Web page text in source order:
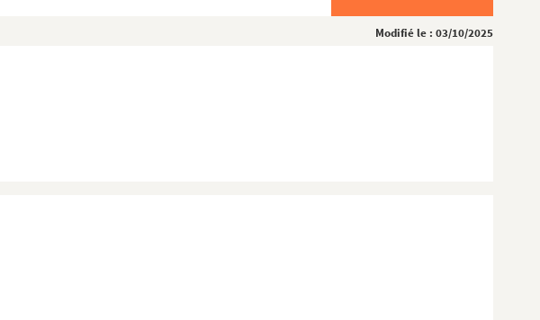
Modifié le : 03/10/2025